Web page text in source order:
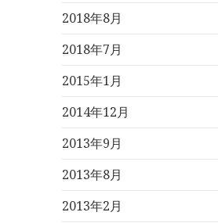
2018年8月
2018年7月
2015年1月
2014年12月
2013年9月
2013年8月
2013年2月